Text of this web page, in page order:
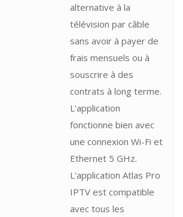
alternative à la
télévision par câble
sans avoir à payer de
frais mensuels ou à
souscrire à des
contrats à long terme.
L'application
fonctionne bien avec
une connexion Wi-Fi et
Ethernet 5 GHz.
L'application Atlas Pro
IPTV est compatible
avec tous les